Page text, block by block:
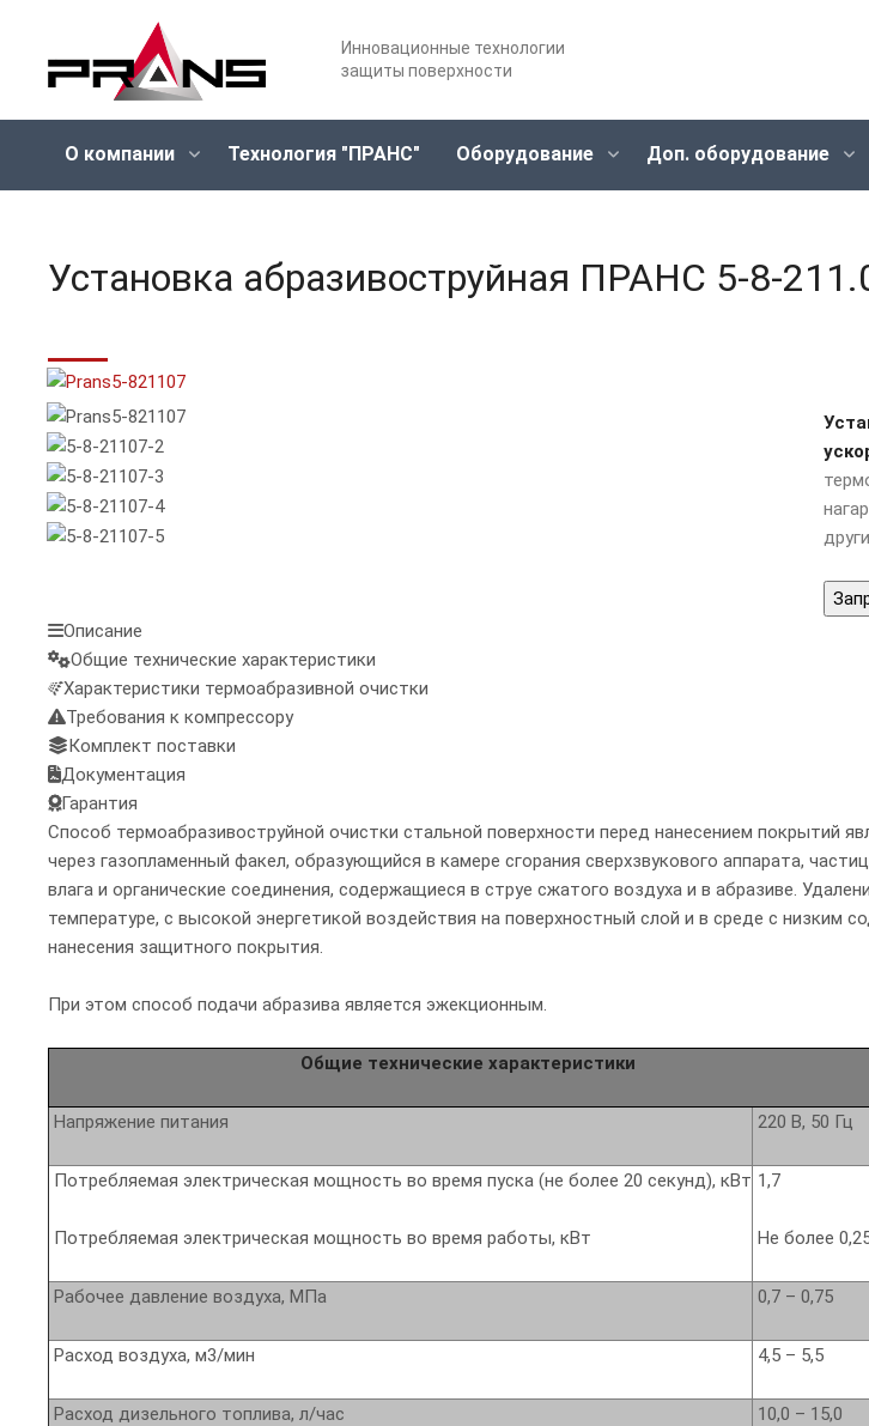
Инновационные технологии
защиты поверхности
О компании Технология "ПРАНС" Оборудование Доп. оборудование
Установка абразивоструйная ПРАНС 5-8-
Описание
Общие технические характеристики
Характеристики термоабразивной очистки
Требования к компрессору
Комплект поставки
Документация
Гарантия
Способ термоабразивоструйной очистки стальной поверхности перед нанесением покрытий
через газопламенный факел, образующийся в камере сгорания сверхзвукового аппарата,
влага и органические соединения, содержащиеся в струе сжатого воздуха и в абразиве.
температуре, с высокой энергетикой воздействия на поверхностный слой и в среде с
нанесения защитного покрытия.
При этом способ подачи абразива является эжекционным.
Общие технические характеристики
Напряжение питания 220 В, 50 Гц
Потребляемая электрическая мощность во время пуска (не более 20 секунд), кВт
Потребляемая электрическая мощность во время работы, кВт
1,7
Не более
Рабочее давление воздуха, МПа 0,7 – 0,75
Расход воздуха, м3/мин 4,5 – 5,5
Расход дизельного топлива, л/час 10,0 – 15,0